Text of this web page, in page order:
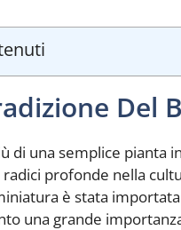
Del
di una semplice pianta
profonde nella
è stata
una grande